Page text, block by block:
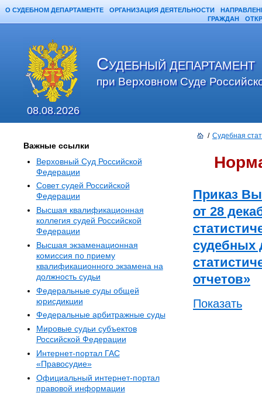
О СУДЕБНОМ ДЕПАРТАМЕНТЕ ОРГАНИЗАЦИЯ ДЕЯТЕЛЬНОСТИ
ГРАЖДАН
/ Судебная
Приказ
от 28
судебных
отчетов»
Показать
Важные ссылки
Верховный Суд Российской
Федерации
Совет судей Российской
Федерации
Высшая квалификационная
коллегия судей Российской
Федерации
Высшая экзаменационная
комиссия по приему
квалификационного экзамена на
должность судьи
Федеральные суды общей
юрисдикции
Федеральные арбитражные суды
Мировые судьи субъектов
Российской Федерации
Интернет-портал ГАС
«Правосудие»
Официальный интернет-портал
правовой информации
СУДЕБНЫЙ ДЕПАРТАМЕНТ
при Верховном Суде
08.08.2026